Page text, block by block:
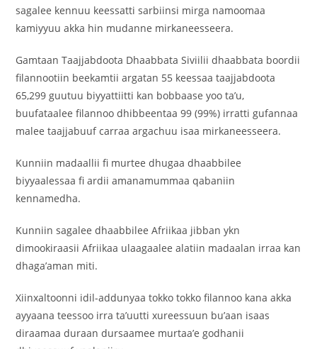
sagalee kennuu keessatti sarbiinsi mirga namoomaa
kamiyyuu akka hin mudanne mirkaneesseera.
Gamtaan Taajjabdoota Dhaabbata Siviilii dhaabbata boordii
filannootiin beekamtii argatan 55 keessaa taajjabdoota
65,299 guutuu biyyattiitti kan bobbaase yoo ta’u,
buufataalee filannoo dhibbeentaa 99 (99%) irratti gufannaa
malee taajjabuuf carraa argachuu isaa mirkaneesseera.
Kunniin madaallii fi murtee dhugaa dhaabbilee
biyyaalessaa fi ardii amanamummaa qabaniin
kennamedha.
Kunniin sagalee dhaabbilee Afriikaa jibban ykn
dimookiraasii Afriikaa ulaagaalee alatiin madaalan irraa kan
dhaga’aman miti.
Xiinxaltoonni idil-addunyaa tokko tokko filannoo kana akka
ayyaana teessoo irra ta’uutti xureessuun bu’aan isaas
diraamaa duraan dursaamee murtaa’e godhanii